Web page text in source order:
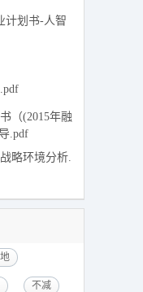
计划书-人智
（(2015年融
.pdf
略环境分析.
不减